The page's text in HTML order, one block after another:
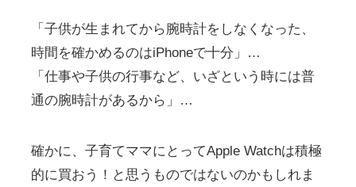
「子供が生まれてから腕時計をしなくなった、
時間を確かめるのはiPhoneで十分」…
「仕事や子供の行事など、いざという時には普
通の腕時計があるから」…
確かに、子育てママにとってApple Watchは積極
的に買おう！と思うものではないのかもしれま